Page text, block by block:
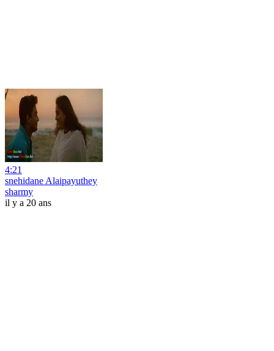
4:21
snehidane Alaipayuthey
sharmy
il y a 20 ans